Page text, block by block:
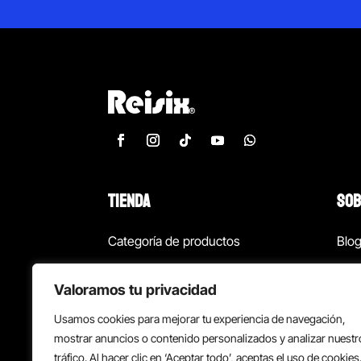
Valoramos tu privacidad
Usamos cookies para mejorar tu experiencia de navegación,
mostrar anuncios o contenido personalizados y analizar
tráfico. Al hacer clic en ‘Aceptar todo’, aceptas el uso de cookies.
TIENDA
Categoría de productos
¡Las mejores ofertas!
Back to school
Blog